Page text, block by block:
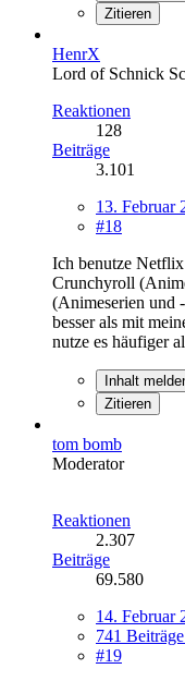
Zitieren
HenrX
Lord of Schnick
Reaktionen
128
Beiträge
3.101
13. Februar
#18
Ich benutze
Crunchyroll
(Animeserien und
besser als mit
nutze es häufiger
Inhalt
Zitieren
tom bomb
Moderator
Reaktionen
2.307
Beiträge
69.580
14. Februar
741
#19